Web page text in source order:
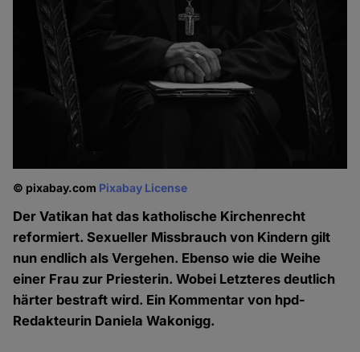
© pixabay.com Pixabay License
Der Vatikan hat das katholische Kirchenrecht
reformiert. Sexueller Missbrauch von Kindern gilt
nun endlich als Vergehen. Ebenso wie die Weihe
einer Frau zur Priesterin. Wobei Letzteres deutlich
härter bestraft wird. Ein Kommentar von hpd-
Redakteurin Daniela Wakonigg.